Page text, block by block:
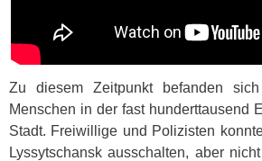
Zu diesem Zeitpunkt befanden
Menschen in der fast hunderttausend
Stadt. Freiwillige und Polizisten
Lyssytschansk ausschalten, aber